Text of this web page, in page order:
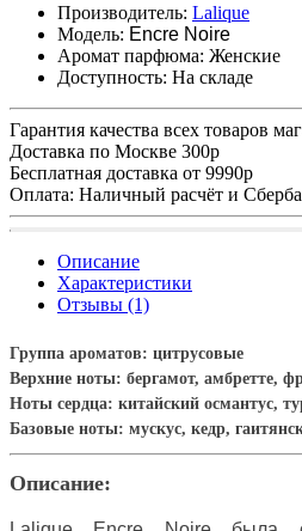
Производитель: Lalique
Модель: Encre Noire
Аромат парфюма: Женские
Доступность: На складе
Гарантия качества всех товаров
Доставка по Москве 300р
Бесплатная доставка от 9990р
Оплата: Наличный расчёт и
Описание
Характеристики
Отзывы (1)
Группа ароматов: цитрусовые
Верхние ноты: бергамот, амбретте,
Ноты сердца: китайский османтус,
Базовые ноты: мускус, кедр,
Описание: